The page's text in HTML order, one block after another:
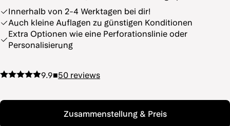
Innerhalb von 2-4 Werktagen bei dir!
Auch kleine Auflagen zu günstigen Konditionen
Extra Optionen wie eine Perforationslinie oder
Personalisierung
9.9■50 reviews
Zusammenstellung & Preis